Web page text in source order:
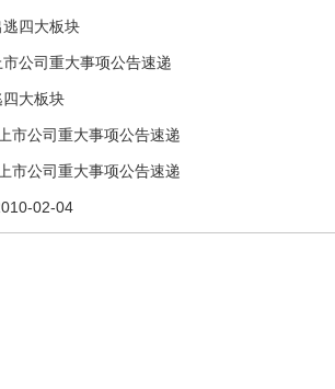
四大板块
公司重大事项公告速递
大板块
市公司重大事项公告速递
市公司重大事项公告速递
02-04